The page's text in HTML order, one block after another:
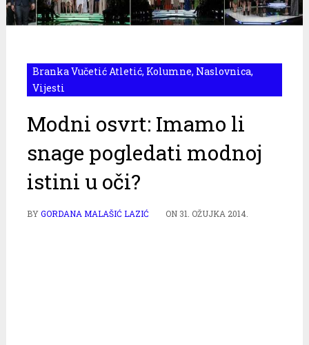
Branka Vučetić Atletić, Kolumne, Naslovnica,
Vijesti
Modni osvrt: Imamo li
snage pogledati modnoj
istini u oči?
BYGORDANA MALAŠIĆ LAZIĆ ON 31. OŽUJKA 2014.